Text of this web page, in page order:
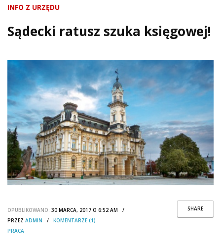
INFO Z URZĘDU
Sądecki ratusz szuka księgowej!
SHARE
OPUBLIKOWANO: 30 MARCA, 2017 O 6:52 AM /
PRZEZ ADMIN / KOMENTARZE (1)
PRACA